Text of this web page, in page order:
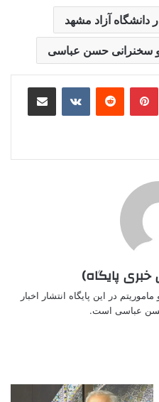
آزاد مشهد
سخنرانی حسن عباسی
‫پین‌ترست‫رددیت ‫VKontakteاشتراک گذاری از طریق ایمیل
خبری پایگاه)
در این پایگاه انتشار اخبار
عباسی است.